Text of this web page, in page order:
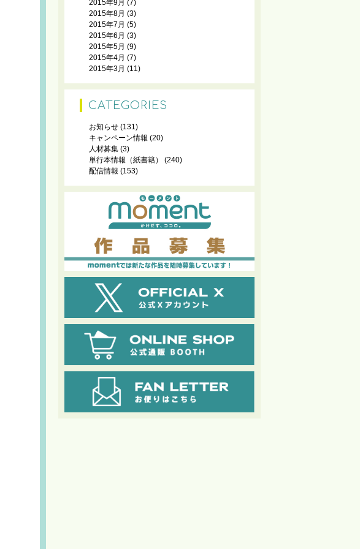
2015年9月 (7)
2015年8月 (3)
2015年7月 (5)
2015年6月 (3)
2015年5月 (9)
2015年4月 (7)
2015年3月 (11)
CATEGORIES
お知らせ (131)
キャンペーン情報 (20)
人材募集 (3)
単行本情報（紙書籍）
(240)
配信情報 (153)